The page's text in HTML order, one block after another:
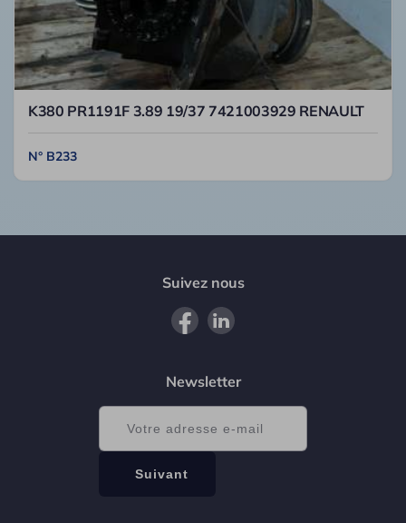
K380 PR1191F 3.89 19/37 7421003929 RENAULT
N° B233
Suivez nous
Newsletter